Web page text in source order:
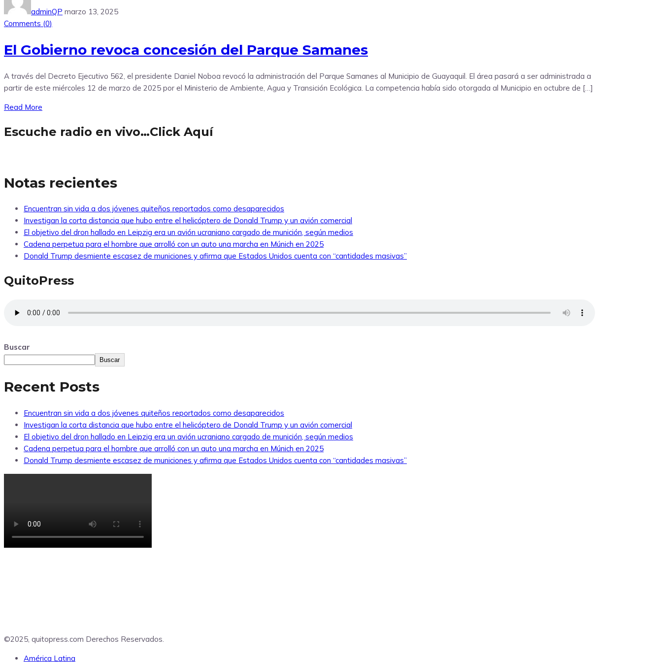
adminQP marzo 13, 2025
Comments (0)
El Gobierno revoca concesión del Parque Samanes
A través del Decreto Ejecutivo 562, el presidente Daniel Noboa revocó la administración del Parque Samanes al Municipio de Guayaquil. El área pasará a ser administrada a
partir de este miércoles 12 de marzo de 2025 por el Ministerio de Ambiente, Agua y Transición Ecológica. La competencia había sido otorgada al Municipio en octubre de […]
Read More
Escuche radio en vivo…Click Aquí
Notas recientes
Encuentran sin vida a dos jóvenes quiteños reportados como desaparecidos
Investigan la corta distancia que hubo entre el helicóptero de Donald Trump y un avión comercial
El objetivo del dron hallado en Leipzig era un avión ucraniano cargado de munición, según medios
Cadena perpetua para el hombre que arrolló con un auto una marcha en Múnich en 2025
Donald Trump desmiente escasez de municiones y afirma que Estados Unidos cuenta con “cantidades masivas”
QuitoPress
Buscar
Buscar
Recent Posts
Encuentran sin vida a dos jóvenes quiteños reportados como desaparecidos
Investigan la corta distancia que hubo entre el helicóptero de Donald Trump y un avión comercial
El objetivo del dron hallado en Leipzig era un avión ucraniano cargado de munición, según medios
Cadena perpetua para el hombre que arrolló con un auto una marcha en Múnich en 2025
Donald Trump desmiente escasez de municiones y afirma que Estados Unidos cuenta con “cantidades masivas”
©2025, quitopress.com Derechos Reservados.
América Latina